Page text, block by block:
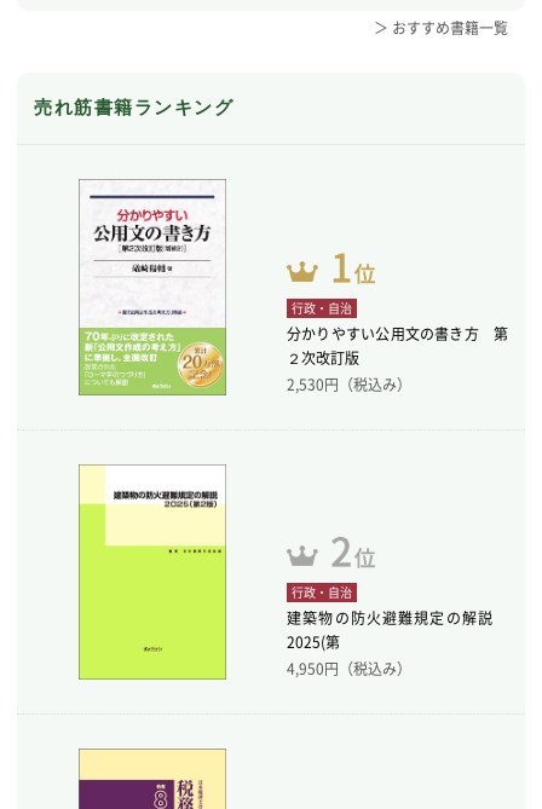
＞ おすすめ書籍一覧
売れ筋書籍ランキング
行政・自治
分かりやすい公用文の書き方 第
２次改訂版
2,530円（税込み）
行政・自治
建築物の防火避難規定の解説
2025(第
4,950円（税込み）